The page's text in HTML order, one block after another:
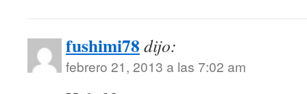
fushimi78 dijo:
febrero 21, 2013 a las 7:02 am